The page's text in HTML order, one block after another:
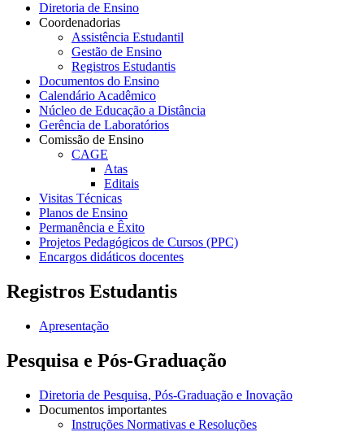
Diretoria de Ensino
Coordenadorias
Assistência Estudantil
Gestão de Ensino
Registros Estudantis
Documentos do Ensino
Calendário Acadêmico
Núcleo de Educação a Distância
Gerência de Laboratórios
Comissão de Ensino
CAGE
Atas
Editais
Visitas Técnicas
Planos de Ensino
Permanência e Êxito
Projetos Pedagógicos de Cursos (PPC)
Encargos didáticos docentes
Registros Estudantis
Apresentação
Pesquisa e Pós-Graduação
Diretoria de Pesquisa, Pós-Graduação e Inovação
Documentos importantes
Instruções Normativas e Resoluções